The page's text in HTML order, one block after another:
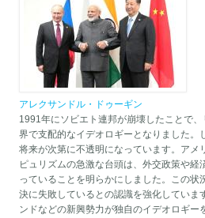
アレクサンドル・ドゥーギン
1991年にソビエト連邦が崩壊したことで
界で支配的なイデオロギーとなりました。
将来が次第に不透明になっています。アメ
ピュリズムの急激な台頭は、外交政策や経
っていることを明らかにしました。この状
決に失敗しているとの認識を強化していま
ンドなどの新興勢力が独自のイデオロギー